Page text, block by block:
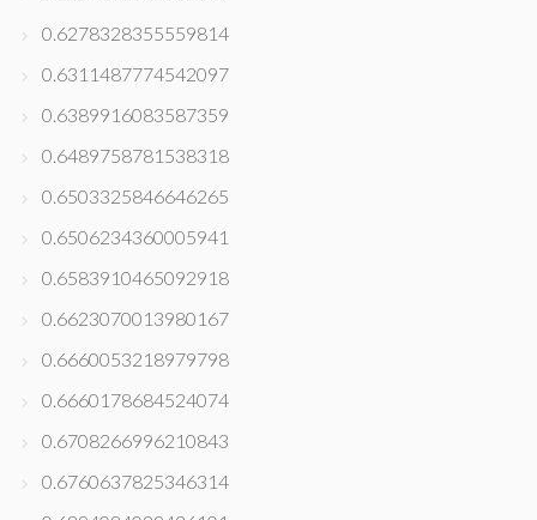
0.6278328355559814
0.6311487774542097
0.6389916083587359
0.6489758781538318
0.6503325846646265
0.6506234360005941
0.6583910465092918
0.6623070013980167
0.6660053218979798
0.6660178684524074
0.6708266996210843
0.6760637825346314